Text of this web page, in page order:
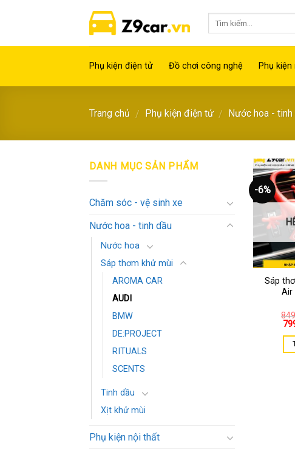
Phụ kiện điện tử Đồ chơi công nghệ Phụ
Trang chủ / Phụ kiện điện tử / Nước hoa - tinh
DANH MỤC SẢN PHẨM
Chăm sóc - vệ sinh xe
Nước hoa - tinh dầu
Nước hoa
Sáp thơm khử mùi
AROMA CAR
AUDI
BMW
DE:PROJECT
RITUALS
SCENTS
Tinh dầu
Xịt khử mùi
Phụ kiện nội thất
-6%
Sáp
Air